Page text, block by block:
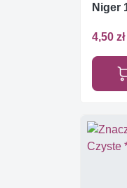
Niger
4,50 zł